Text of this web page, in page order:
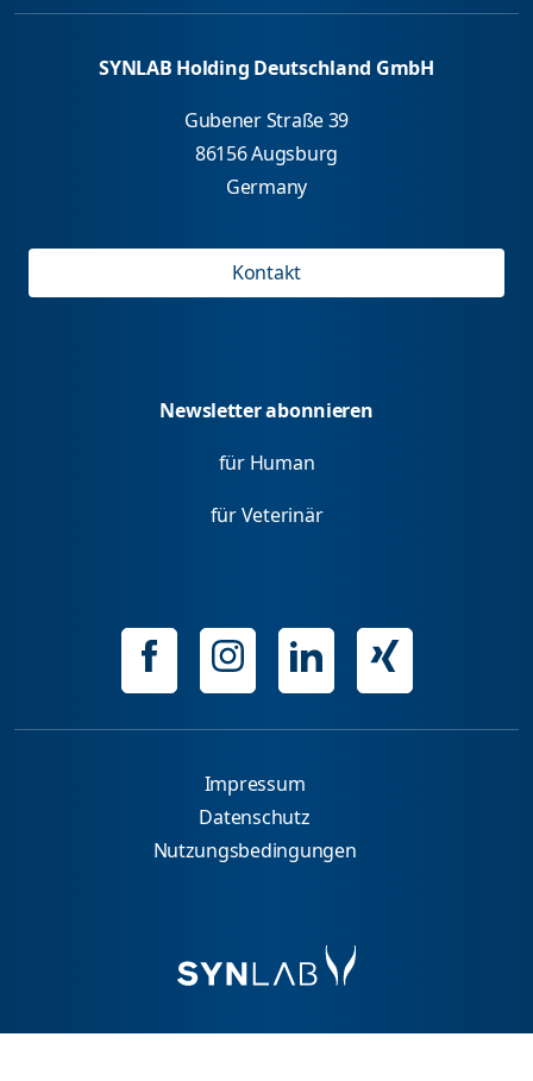
SYNLAB Holding Deutschland GmbH
Gubener Straße 39
86156 Augsburg
Germany
Kontakt
Newsletter abonnieren
für Human
für Veterinär
Impressum
Datenschutz
Nutzungsbedingungen